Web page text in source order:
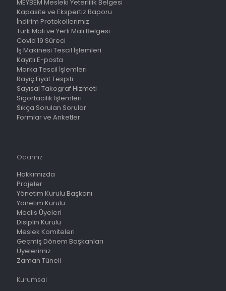
MEYBEM Mesleki Yeterlilik Belgesi
Kapasite ve Ekspertiz Raporu
İndirim Protokollerimiz
Türk Malı ve Yerli Malı Belgesi
Covid 19 Süreci
İş Makinesi Tescil İşlemleri
Kayıtlı E-posta
Marka Tescil İşlemleri
Rayiç Fiyat Tespiti
Sayısal Takograf Hizmeti
Sigortacılık İşlemleri
Sıkça Sorulan Sorular
Formlar ve Anketler
Odamız
Hakkımızda
Projeler
Yönetim Kurulu Başkanı
Yönetim Kurulu
Meclis Üyeleri
Disiplin Kurulu
Meslek Komiteleri
Geçmiş Dönem Başkanları
Üyelerimiz
Zaman Tüneli
Kurumsal